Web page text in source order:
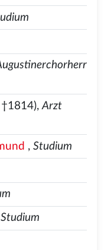
Arzt
, Studium
Studium